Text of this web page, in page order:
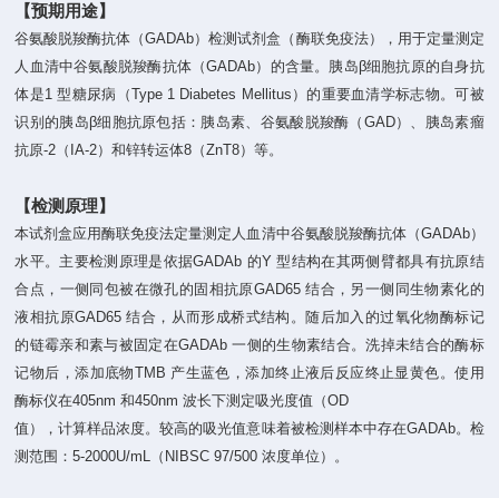
【预期用途】
谷氨酸脱羧酶抗体（GADAb）检测试剂盒（酶联免疫法），用于定量测定
人血清中谷氨酸脱羧酶抗体（GADAb）的含量。胰岛β细胞抗原的自身抗
体是1 型糖尿病（Type 1 Diabetes Mellitus）的重要血清学标志物。可被
识别的胰岛β细胞抗原包括：胰岛素、谷氨酸脱羧酶（GAD）、胰岛素瘤
抗原-2（IA-2）和锌转运体8（ZnT8）等。
【检测原理】
本试剂盒应用酶联免疫法定量测定人血清中谷氨酸脱羧酶抗体（GADAb）
水平。主要检测原理是依据GADAb 的Y 型结构在其两侧臂都具有抗原结
合点，一侧同包被在微孔的固相抗原GAD65 结合，另一侧同生物素化的
液相抗原GAD65 结合，从而形成桥式结构。随后加入的过氧化物酶标记
的链霉亲和素与被固定在GADAb 一侧的生物素结合。洗掉未结合的酶标
记物后，添加底物TMB 产生蓝色，添加终止液后反应终止显黄色。使用
酶标仪在405nm 和450nm 波长下测定吸光度值（OD
值），计算样品浓度。较高的吸光值意味着被检测样本中存在GADAb。检
测范围：5-2000U/mL（NIBSC 97/500 浓度单位）。